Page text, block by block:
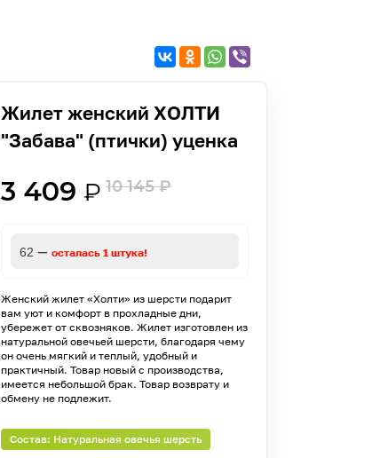
Жилет женский ХОЛТИ
"Забава" (птички) уценка
3 409 ₽ 10 145₽
62 —осталась 1 штука!
Женский жилет «Холти» из шерсти подарит
вам уют и комфорт в прохладные дни,
убережет от сквозняков. Жилет изготовлен из
натуральной овечьей шерсти, благодаря чему
он очень мягкий и теплый, удобный и
практичный. Товар новый с производства,
имеется небольшой брак. Товар возврату и
обмену не подлежит.
Состав: Натуральная овечья шерсть